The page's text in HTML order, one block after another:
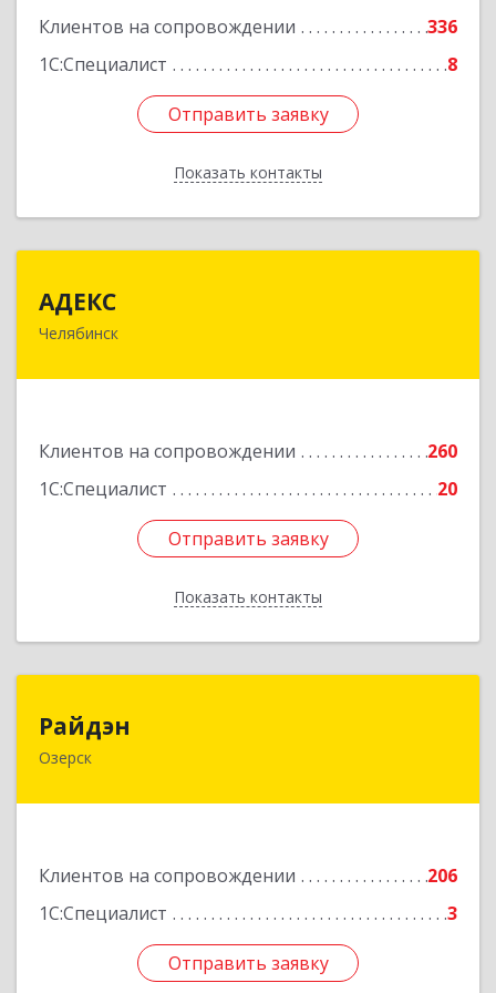
Клиентов на сопровождении
336
1С:Специалист
8
Отправить заявку
Показать контакты
Подробнее
Отправить заявку
Назад
АДЕКС
Челябинск
Клиентов на сопровождении
260
1С:Специалист
20
Отправить заявку
Показать контакты
454080, Челябинская обл, Челябинск г, Смирных
Отправить заявку
Назад
Райдэн
Озерск
Клиентов на сопровождении
206
1С:Специалист
3
Отправить заявку
456783, Челябинская обл, Озерск г, Ленина пр-
Отправить заявку